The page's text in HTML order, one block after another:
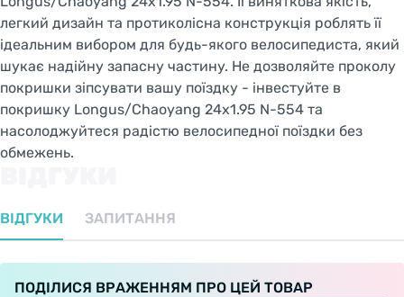
легкий дизайн та протиколісна конструкція роблять її
ідеальним вибором для будь-якого велосипедиста, який
шукає надійну запасну частину. Не дозволяйте проколу
покришки зіпсувати вашу поїздку - інвестуйте в
покришку Longus/Chaoyang 24x1.95 N-554 та
насолоджуйтеся радістю велосипедної поїздки без
обмежень.
ВІДГУКИ ЗАПИТАННЯ
ПОДІЛИСЯ ВРАЖЕННЯМ ПРО ЦЕЙ ТОВАР